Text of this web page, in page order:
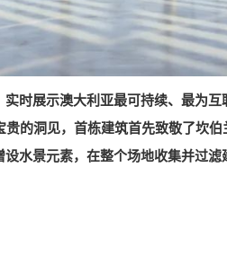
时展示澳大利亚最可持续、最为
的洞见，首栋建筑首先致敬了坎
水景元素，在整个场地收集并过滤